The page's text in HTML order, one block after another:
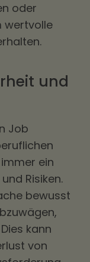
oder
wertvolle
und
Job
ein
Risiken.
bewusst
kann
von